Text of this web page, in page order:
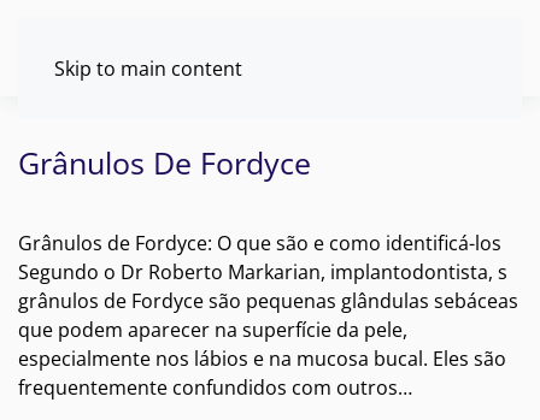
Skip to main content
Grânulos De Fordyce
Grânulos de Fordyce: O que são e como identificá-los
Segundo o Dr Roberto Markarian, implantodontista, s
grânulos de Fordyce são pequenas glândulas sebáceas
que podem aparecer na superfície da pele,
especialmente nos lábios e na mucosa bucal. Eles são
frequentemente confundidos com outros…